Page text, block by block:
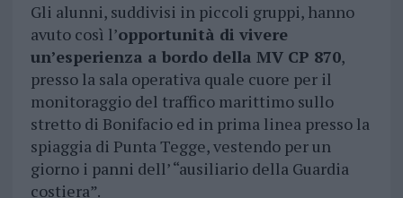
Gli alunni, suddivisi in piccoli gruppi, hanno
avuto così l’opportunità di vivere
un’esperienza a bordo della MV CP 870,
presso la sala operativa quale cuore per il
monitoraggio del traffico marittimo sullo
stretto di Bonifacio ed in prima linea presso la
spiaggia di Punta Tegge, vestendo per un
giorno i panni dell’ “ausiliario della Guardia
costiera”.